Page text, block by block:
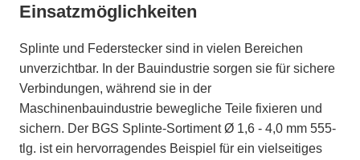
Einsatzmöglichkeiten
Splinte und Federstecker sind in vielen Bereichen
unverzichtbar. In der Bauindustrie sorgen sie für sichere
Verbindungen, während sie in der
Maschinenbauindustrie bewegliche Teile fixieren und
sichern. Der BGS Splinte-Sortiment Ø 1,6 - 4,0 mm 555-
tlg. ist ein hervorragendes Beispiel für ein vielseitiges